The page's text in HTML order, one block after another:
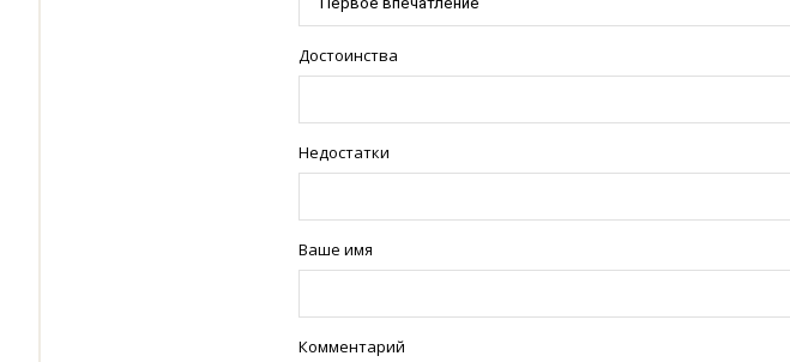
Достоинства
Недостатки
Ваше имя
Комментарий